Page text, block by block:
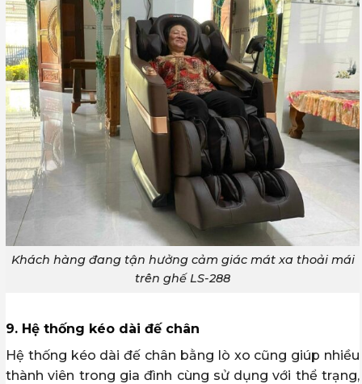
Khách hàng đang tận hưởng cảm giác mát xa thoải mái
trên ghế LS-288
9. Hệ thống kéo dài đế chân
Hệ thống kéo dài đế chân bằng lò xo cũng giúp nhiều
thành viên trong gia đình cùng sử dụng với thể trạng,